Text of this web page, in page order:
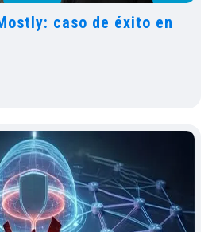
caso de éxito en